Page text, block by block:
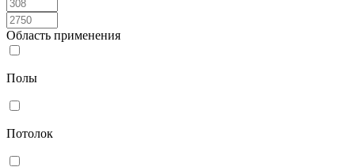
Область применения
Полы
Потолок